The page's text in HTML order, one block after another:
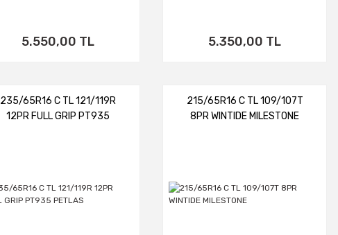
5.550,00 TL 5.350,00 TL
235/65R16 C TL 121/119R
12PR FULL GRIP PT935
215/65R16 C TL 109/107T
8PR WINTIDE MILESTONE